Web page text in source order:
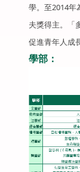
學。至2014年
夫獎得主。「
促進青年人成
學部：